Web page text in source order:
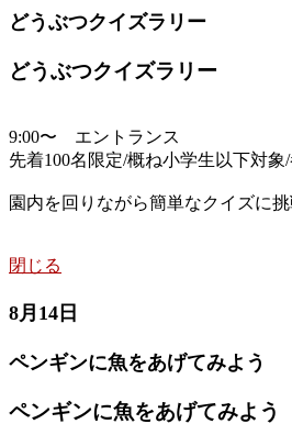
どうぶつクイズラリー
どうぶつクイズラリー
9:00〜 エントランス
先着100名限定/概ね小学生以下対象
園内を回りながら簡単なクイズに挑
閉じる
8月14日
ペンギンに魚をあげてみよう
ペンギンに魚をあげてみよう